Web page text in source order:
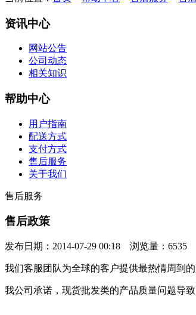
资讯中心
网站公告
公司动态
相关知识
帮助中心
用户指南
配送方式
支付方式
售后服务
关于我们
售后服务
售后政策
发布日期：2014-07-29 00:18 浏览量：6535
我们客服团队为全球的客户提供最热情周到的
我公司承诺，现货批发类的产品质量问题导